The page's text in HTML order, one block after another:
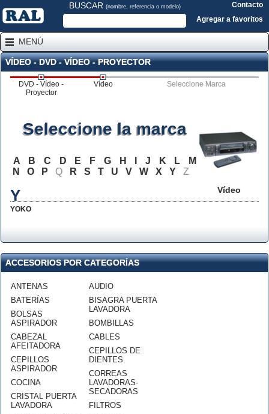
BUSCAR (nombre, referencia o modelo)
Contacto
Agregar a favoritos
MENÚ
VÍDEO - DVD - VÍDEO - PROYECTOR
DVD - Vídeo -
Proyector
Vídeo Seleccione Marca
Vídeo
Seleccione la marca
A B C D E F G H J K L
M
N
O P Q R S T U V W X Y Z
Y
YOKO
ACCESORIOS POR CATEGORÍAS
ANTENAS
BATERÍAS
BOLSAS
ASPIRADOR
CABEZAL
AFEITADORA
CEPILLOS
ASPIRADOR
COCINA
CRISTAL PUERTA
LAVADORA
AUDIO
BISAGRA PUERTA
LAVADORA
BOMBILLAS
CABLES
CEPILLOS DE
DIENTES
CORREAS
LAVADORAS-
SECADORAS
FILTROS